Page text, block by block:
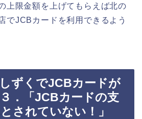
上限金額を上げてもらえば北の
でJCBカードを利用できるよう
ずくでJCBカードが
．「JCBカードの支
されていない！」